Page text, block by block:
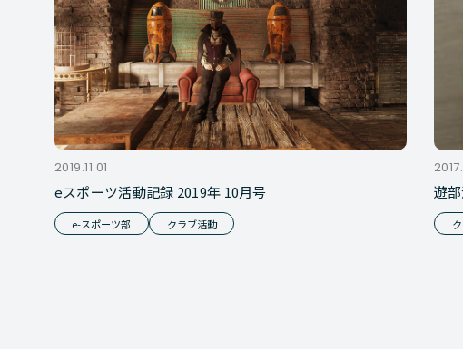
2019.11.01
eスポーツ活動記録 2019年 10月号
e-スポーツ部 クラブ活動
遊